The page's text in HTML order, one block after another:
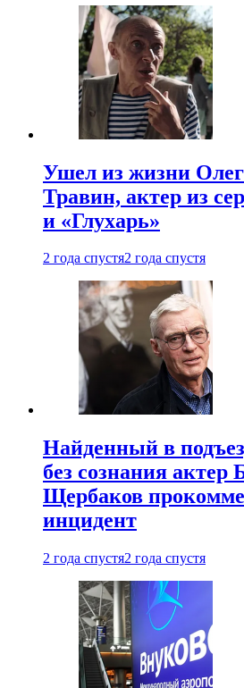
Ушел из жизни
Травин, актер из
и «Глухарь»
2 года спустя2 года спустя
Найденный в
без сознания актер
Щербаков
инцидент
2 года спустя2 года спустя